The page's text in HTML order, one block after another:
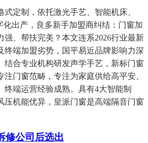
定制，依托激光手艺、智能机床、
化出产，良多新手加盟商纠结：门窗加
强、帮扶完美？本文连系2026行业最新
终端加盟劣势，国平易近品牌影响力深
结合专业机构研发声学手艺，新标门窗
注门窗范畴，专注为家庭供给高平安、
终端运营经验成熟。具有4大智能制
压机能优异，皇派门窗是高端隔音门窗
修公司后选出